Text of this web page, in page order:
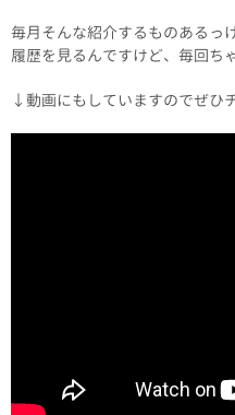
毎月そんな紹介するものある
履歴を見るんですけど、毎回ち
↓動画にもしていますのでぜひ